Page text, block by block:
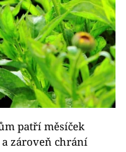
patří měsíček
zároveň chrání